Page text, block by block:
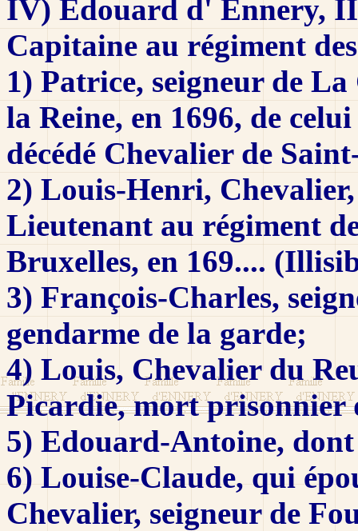
IV) Édouard d' Ennery,
Capitaine au régiment
1) Patrice, seigneur de
la Reine, en 1696, de
décédé Chevalier de
2) Louis-Henri,
Lieutenant au régiment
Bruxelles, en 169....
3) François-Charles,
gendarme de la garde;
4) Louis, Chevalier du
Picardie, mort prisonnier
5) Edouard-Antoine,
6) Louise-Claude, qui
Chevalier, seigneur de